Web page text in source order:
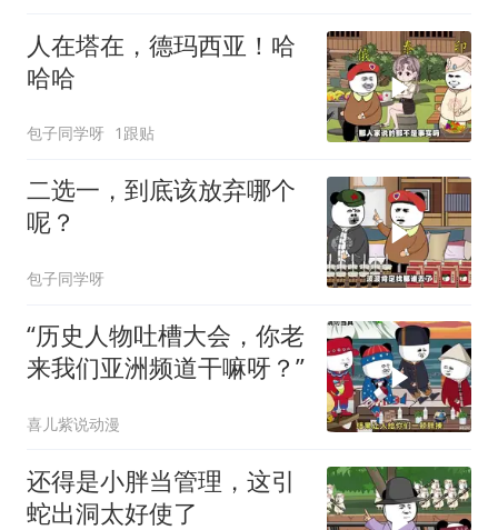
人在塔在，德玛西亚！哈
哈哈
包子同学呀 1跟贴
二选一，到底该放弃哪个
呢？
包子同学呀
“历史人物吐槽大会，你老
来我们亚洲频道干嘛呀？”
喜儿紫说动漫
还得是小胖当管理，这引
蛇出洞太好使了